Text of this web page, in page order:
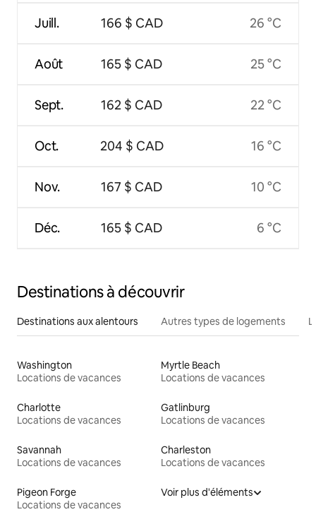
Juill.
Août
Sept.
Oct.
Nov.
Déc.
166 $ CAD
165 $ CAD
162 $ CAD
204 $ CAD
167 $ CAD
165 $ CAD
26 °C
25 °C
22 °C
16 °C
10 °C
6 °C
Destinations à découvrir
Destinations aux alentours Autres types de logements
Washington
Locations de vacances
Myrtle Beach
Locations de vacances
Charlotte
Locations de vacances
Gatlinburg
Locations de vacances
Savannah
Locations de vacances
Charleston
Locations de vacances
Pigeon Forge
Locations de vacances
Voir plus d'éléments